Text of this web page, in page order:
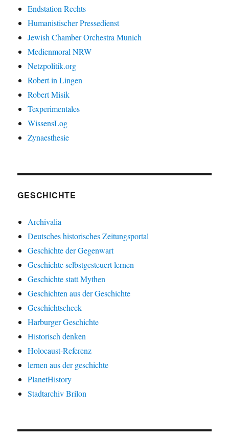
Endstation Rechts
Humanistischer Pressedienst
Jewish Chamber Orchestra Munich
Medienmoral NRW
Netzpolitik.org
Robert in Lingen
Robert Misik
Texperimentales
WissensLog
Zynaesthesie
GESCHICHTE
Archivalia
Deutsches historisches Zeitungsportal
Geschichte der Gegenwart
Geschichte selbstgesteuert lernen
Geschichte statt Mythen
Geschichten aus der Geschichte
Geschichtscheck
Harburger Geschichte
Historisch denken
Holocaust-Referenz
lernen aus der geschichte
PlanetHistory
Stadtarchiv Brilon